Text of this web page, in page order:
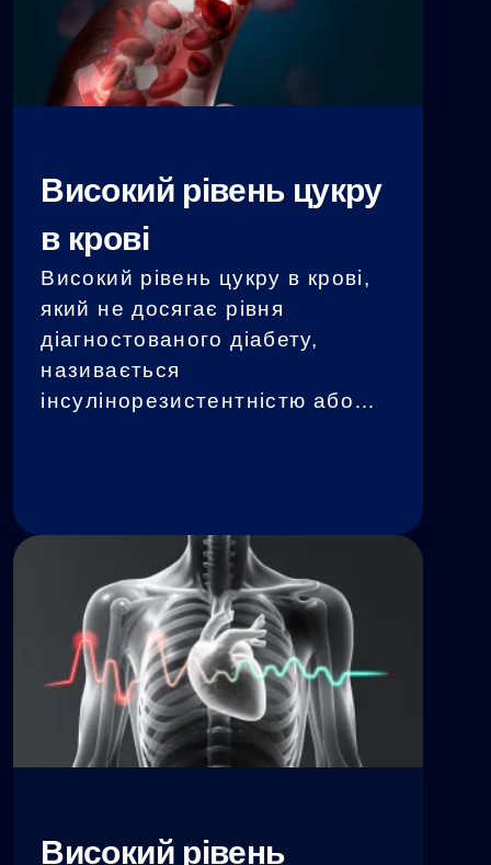
протидіабетичних препаратів.
Високий рівень цукру
в крові
Високий рівень цукру в крові,
який не досягає рівня
діагностованого діабету,
називається
інсулінорезистентністю або
рівня цукру в крові.
Переддіабет - це серйозний
стан, який може призвести до
розвитку діабету 2 типу, якщо
не вжити відповідних заходів
для його контролю.
Високий рівень